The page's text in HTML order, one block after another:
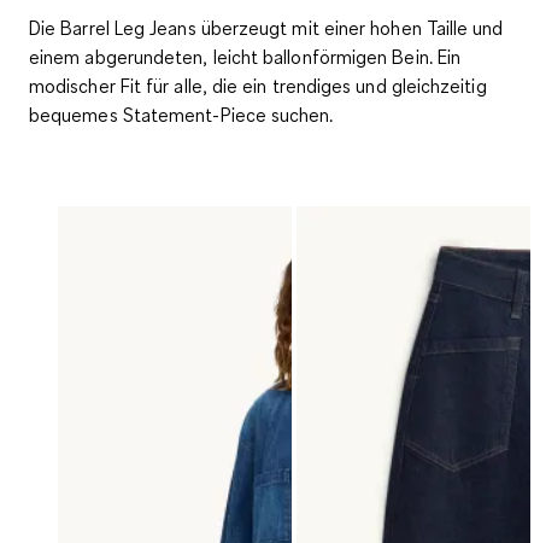
Die Barrel Leg Jeans überzeugt mit einer hohen Taille und
einem abgerundeten, leicht ballonförmigen Bein. Ein
modischer Fit für alle, die ein trendiges und gleichzeitig
bequemes Statement-Piece suchen.